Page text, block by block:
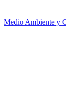
Medio Ambiente y